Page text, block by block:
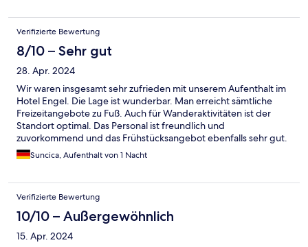
Verifizierte Bewertung
8/10 – Sehr gut
28. Apr. 2024
Wir waren insgesamt sehr zufrieden mit unserem Aufenthalt im
Hotel Engel. Die Lage ist wunderbar. Man erreicht sämtliche
Freizeitangebote zu Fuß. Auch für Wanderaktivitäten ist der
Standort optimal. Das Personal ist freundlich und
zuvorkommend und das Frühstücksangebot ebenfalls sehr gut.
Einen Stern Abzug gibt es nur, weil die Flure und Zimmer etwas
in die Jahre gekommen sind.
Suncica, Aufenthalt von 1 Nacht
Verifizierte Bewertung
10/10 – Außergewöhnlich
15. Apr. 2024